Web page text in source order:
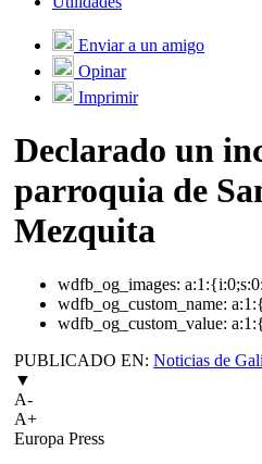
Enviar a un amigo
Opinar
Imprimir
Declarado un
parroquia de
Mezquita
wdfb_og_images:
wdfb_og_custom_name:
wdfb_og_custom_value:
PUBLICADO EN: Noticias de
▼
A-
A+
Europa Press